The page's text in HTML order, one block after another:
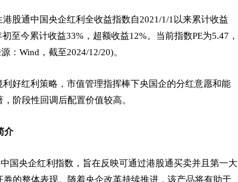
股通中国央企红利全收益指数自2021/1/1以来累计收益
至今累计收益33%，超额收益12%。当前指数PE为5.47，
：Wind，截至2024/12/20)。
好红利策略，市值管理指挥棒下央国企的分红意愿和能
阶段性回调后配置价值较高。
介
国央企红利指数，旨在反映可通过港股通买卖并且第一大
的整体表现。随着央企改革持续推进，该产品将有助于